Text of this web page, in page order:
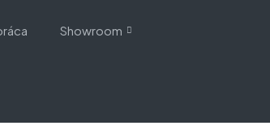
Showroom